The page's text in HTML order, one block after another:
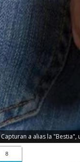
Capturan a alias la
8